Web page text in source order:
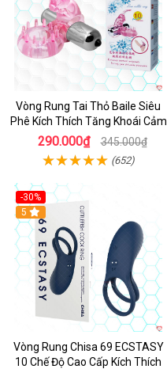
Vòng Rung Tai Thỏ Baile Siêu
Phê Kích Thích Tăng Khoái Cảm
290.000₫ 345.000₫
(652)
-30%
Hot
5
Vòng Rung Chisa 69 ECSTASY
10 Chế Độ Cao Cấp Kích Thích